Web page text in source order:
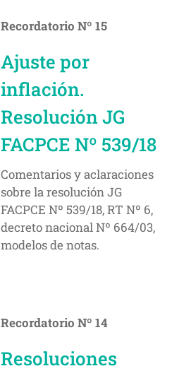
Recordatorio Nº 15
Ajuste por
inflación.
Resolución JG
FACPCE Nº 539/18
Comentarios y aclaraciones
sobre la resolución JG
FACPCE Nº 539/18, RT Nº 6,
decreto nacional Nº 664/03,
modelos de notas.
Recordatorio Nº 14
Resoluciones